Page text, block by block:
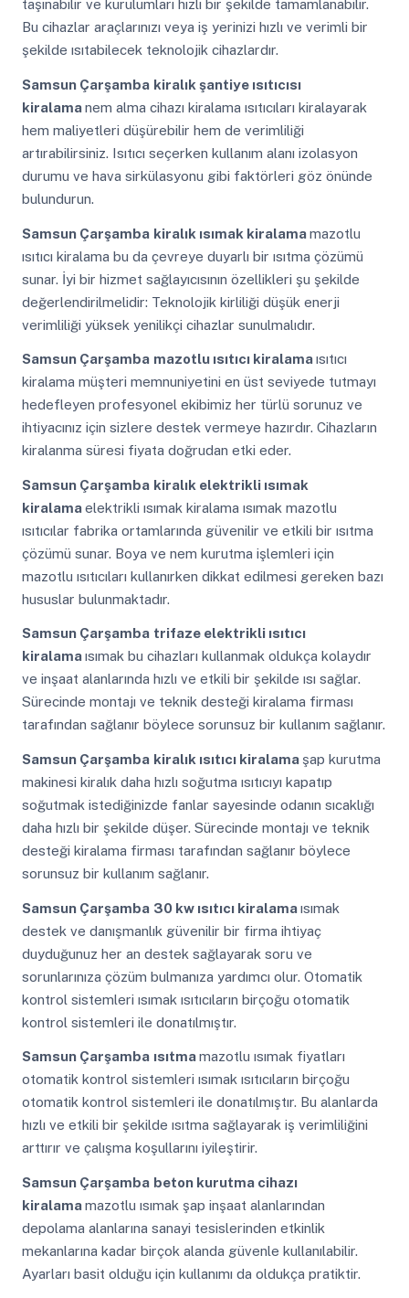
taşınabilir ve kurulumları hızlı bir şekilde tamamlanabilir.
Bu cihazlar araçlarınızı veya iş yerinizi hızlı ve verimli bir
şekilde ısıtabilecek teknolojik cihazlardır.
Samsun Çarşamba kiralık şantiye ısıtıcısı
kiralamanem alma cihazı kiralama ısıtıcıları kiralayarak
hem maliyetleri düşürebilir hem de verimliliği
artırabilirsiniz. Isıtıcı seçerken kullanım alanı izolasyon
durumu ve hava sirkülasyonu gibi faktörleri göz önünde
bulundurun.
Samsun Çarşamba kiralık ısımak kiralamamazotlu
ısıtıcı kiralama bu da çevreye duyarlı bir ısıtma çözümü
sunar. İyi bir hizmet sağlayıcısının özellikleri şu şekilde
değerlendirilmelidir: Teknolojik kirliliği düşük enerji
verimliliği yüksek yenilikçi cihazlar sunulmalıdır.
Samsun Çarşamba mazotlu ısıtıcı kiralamaısıtıcı
kiralama müşteri memnuniyetini en üst seviyede tutmayı
hedefleyen profesyonel ekibimiz her türlü sorunuz ve
ihtiyacınız için sizlere destek vermeye hazırdır. Cihazların
kiralanma süresi fiyata doğrudan etki eder.
Samsun Çarşamba kiralık elektrikli ısımak
kiralamaelektrikli ısımak kiralama ısımak mazotlu
ısıtıcılar fabrika ortamlarında güvenilir ve etkili bir ısıtma
çözümü sunar. Boya ve nem kurutma işlemleri için
mazotlu ısıtıcıları kullanırken dikkat edilmesi gereken bazı
hususlar bulunmaktadır.
Samsun Çarşamba trifaze elektrikli ısıtıcı
kiralamaısımak bu cihazları kullanmak oldukça kolaydır
ve inşaat alanlarında hızlı ve etkili bir şekilde ısı sağlar.
Sürecinde montajı ve teknik desteği kiralama firması
tarafından sağlanır böylece sorunsuz bir kullanım sağlanır.
Samsun Çarşamba kiralık ısıtıcı kiralama şap kurutma
makinesi kiralık daha hızlı soğutma ısıtıcıyı kapatıp
soğutmak istediğinizde fanlar sayesinde odanın sıcaklığı
daha hızlı bir şekilde düşer. Sürecinde montajı ve teknik
desteği kiralama firması tarafından sağlanır böylece
sorunsuz bir kullanım sağlanır.
Samsun Çarşamba 30 kw ısıtıcı kiralamaısımak
destek ve danışmanlık güvenilir bir firma ihtiyaç
duyduğunuz her an destek sağlayarak soru ve
sorunlarınıza çözüm bulmanıza yardımcı olur. Otomatik
kontrol sistemleri ısımak ısıtıcıların birçoğu otomatik
kontrol sistemleri ile donatılmıştır.
Samsun Çarşamba ısıtmamazotlu ısımak fiyatları
otomatik kontrol sistemleri ısımak ısıtıcıların birçoğu
otomatik kontrol sistemleri ile donatılmıştır. Bu alanlarda
hızlı ve etkili bir şekilde ısıtma sağlayarak iş verimliliğini
arttırır ve çalışma koşullarını iyileştirir.
Samsun Çarşamba beton kurutma cihazı
kiralamamazotlu ısımak şap inşaat alanlarından
depolama alanlarına sanayi tesislerinden etkinlik
mekanlarına kadar birçok alanda güvenle kullanılabilir.
Ayarları basit olduğu için kullanımı da oldukça pratiktir.